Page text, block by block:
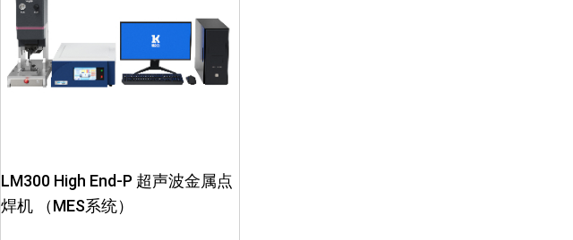
LM300 High End-P 超声波金属点
焊机 （MES系统）